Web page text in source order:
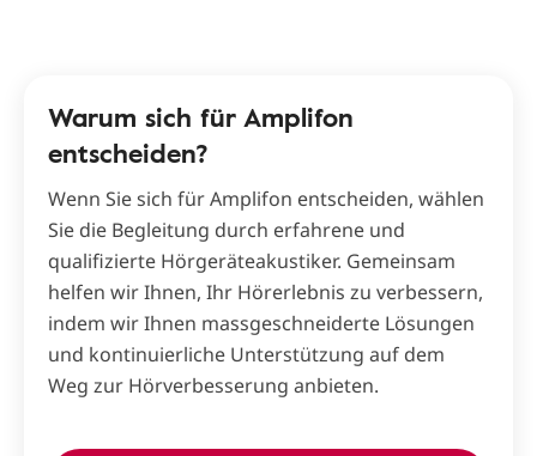
Warum sich für Amplifon
entscheiden?
Wenn Sie sich für Amplifon entscheiden, wählen
Sie die Begleitung durch erfahrene und
qualifizierte Hörgeräteakustiker. Gemeinsam
helfen wir Ihnen, Ihr Hörerlebnis zu verbessern,
indem wir Ihnen massgeschneiderte Lösungen
und kontinuierliche Unterstützung auf dem
Weg zur Hörverbesserung anbieten.